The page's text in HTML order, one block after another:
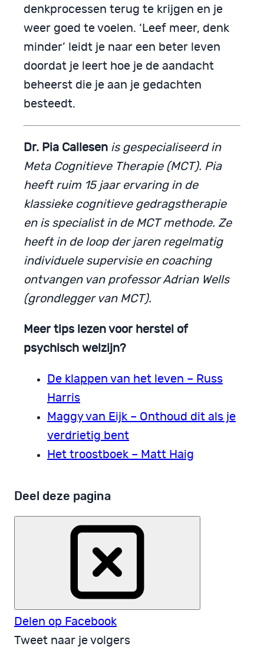
denkprocessen terug te krijgen en je
weer goed te voelen. ‘Leef meer, denk
minder’ leidt je naar een beter leven
doordat je leert hoe je de aandacht
beheerst die je aan je gedachten
besteedt.
Dr. Pia Callesen is gespecialiseerd in
Meta Cognitieve Therapie (MCT). Pia
heeft ruim 15 jaar ervaring in de
klassieke cognitieve gedragstherapie
en is specialist in de MCT methode. Ze
heeft in de loop der jaren regelmatig
individuele supervisie en coaching
ontvangen van professor Adrian Wells
(grondlegger van MCT).
Meer tips lezen voor herstel of
psychisch welzijn?
De klappen van het leven – Russ
Harris
Maggy van Eijk – Onthoud dit als je
verdrietig bent
Het troostboek – Matt Haig
Deel deze pagina
Delen op Facebook
Tweet naar je volgers